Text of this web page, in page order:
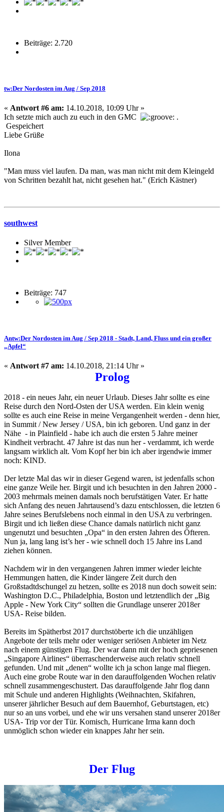
Beiträge: 2.720
tw:Der Nordosten im Aug / Sep 2018
« Antwort #6 am: 14.10.2018, 10:09 Uhr »
Ich setzte mich auch zu euch in den GMC
.
Gespeichert
Liebe Grüße
Ilona
"Man muss viel laufen. Da man, was man nicht mit dem Kleingeld
von Schritten bezahlt hat, nicht gesehen hat." (Erich Kästner)
southwest
Silver Member
Beiträge: 747
Antw:Der Nordosten im Aug / Sep 2018 - Stadt, Land, Fluss und ein großer
„Apfel“
« Antwort #7 am: 14.10.2018, 21:14 Uhr »
Prolog
2018 - ein neues Jahr, ein neuer Urlaub. Dieses Jahr sollte es eine
Reise durch den Nord-Osten der USA werden. Ein klein wenig
sollte es auch eine Reise in meine Vergangenheit werden - denn hier,
in Summit / New Jersey / USA, bin ich geboren. Und ganz in der
Nähe - in Plainfield - habe ich auch die ersten 5 Jahre meiner
Kindheit verbracht. 47 Jahre ist das nun her - verdammt, ich werde
langsam wirklich alt. Vom Kopf her bin ich aber irgendwie immer
noch: KIND.
Der letzte Mal das wir in dieser Gegend waren, ist jedenfalls schon
eine ganze Weile her. Birgit und ich besuchten in den Jahren 2000 -
2003 mehrmals meinen damals noch berufstätigen Vater. Er hatte
sich Anfang des neuen Jahrtausend’s dazu entschlossen, die letzten 6
Jahre seines Berufslebens noch einmal in den USA zu verbringen.
Birgit und ich ließen diese Chance damals natürlich nicht ganz
ungenutzt und besuchten „Opa“ in den ersten Jahren des Öfteren.
Nun ja, lang lang ist’s her - wie schnell doch 15 Jahre ins Land
ziehen können.
Nachdem wir in den vergangenen Jahren immer wieder leichte
Hemmungen hatten, die Kinder längere Zeit durch den
Großstadtdschungel zu hetzen, sollte es 2018 nun doch soweit sein:
Washington D.C., Philadelphia, Boston und letztendlich der „Big
Apple - New York City“ sollten die Grundlage unserer 2018er
USA- Reise bilden.
Bereits im Spätherbst 2017 durchstöberte ich die unzähligen
Angebote der teils mehr oder weniger seriösen Anbieter im Netz
nach einem günstigen Flug. Der war dann mit der hoch gepriesenen
„Singapore Airlines“ überraschenderweise auch relativ schnell
gefunden. Und mit „denen“ wollte ich ja schon lange mal fliegen.
Auch eine grobe Route war in den darauffolgenden Wochen relativ
schnell zusammengeschustert. Das darauffolgende Jahr flog dann
mit Schule und anderen Highlights (Weihnachten, Skifahren,
unserer jährlicher Besuch auf dem Bauernhof, Geburtstagen, etc)
nur so an uns vorbei, und ehe wir uns versahen stand unserer 2018er
USA- Trip vor der Tür. Komisch, Hurricane Irma kann doch
unmöglich schon wieder ein knappes Jahr her sein.
Der Flug